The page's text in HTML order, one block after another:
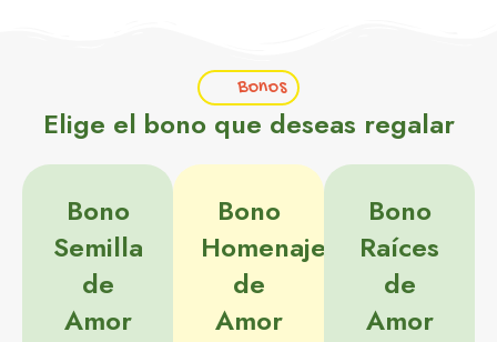
Bonos
Elige el bono que deseas regalar
Bono
Semilla
de
Amor
Bono
Homenaje
de
Amor
Bono
Raíces
de
Amor